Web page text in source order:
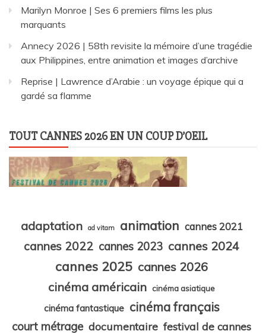
Marilyn Monroe | Ses 6 premiers films les plus
marquants
Annecy 2026 | 58th revisite la mémoire d’une tragédie
aux Philippines, entre animation et images d’archive
Reprise | Lawrence d’Arabie : un voyage épique qui a
gardé sa flamme
TOUT CANNES 2026 EN UN COUP D’OEIL
adaptation ad vitam animation cannes 2021
cannes 2022 cannes 2023 cannes 2024
cannes 2025 cannes 2026
cinéma américain
cinéma asiatique
cinéma fantastique cinéma français
court métrage documentaire festival de cannes